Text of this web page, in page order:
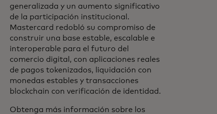
generalizada y un aumento significativo
de la participación institucional.
Mastercard redobló su compromiso de
construir una base estable, escalable e
interoperable para el futuro del
comercio digital, con aplicaciones reales
de pagos tokenizados, liquidación con
monedas estables y transacciones
blockchain con verificación de identidad.
Obtenga más información sobre los